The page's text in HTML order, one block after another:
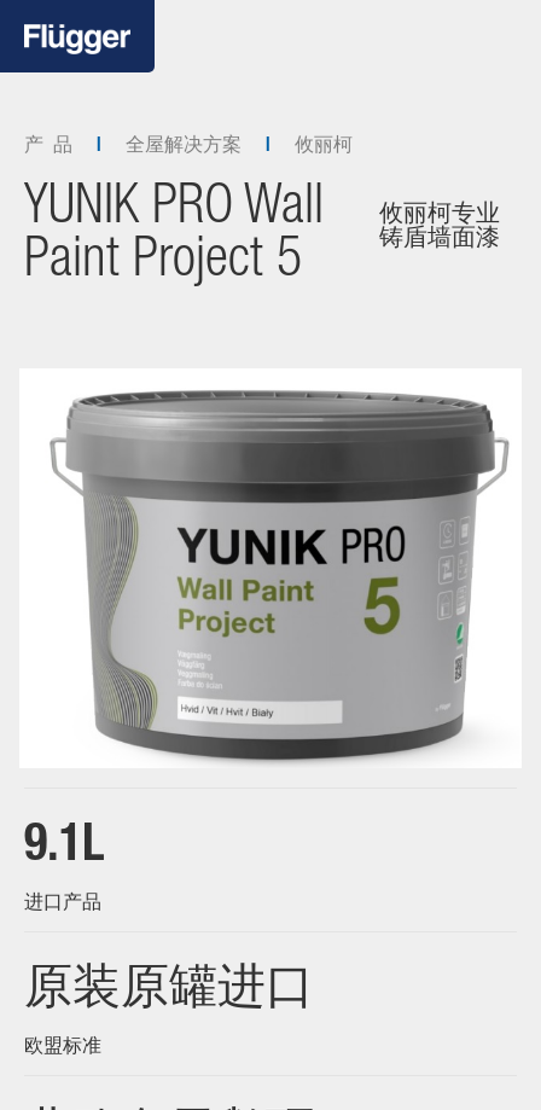
产 品 全屋解决方案 攸丽柯
YUNIK PRO Wall
Paint Project 5
攸丽柯专业
铸盾墙面漆
9.1L
进口产品
原装原罐进口
欧盟标准